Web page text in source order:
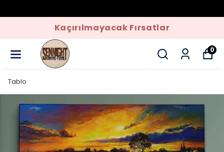
Kaçırılmayacak Fırsatlar
0
Tablo